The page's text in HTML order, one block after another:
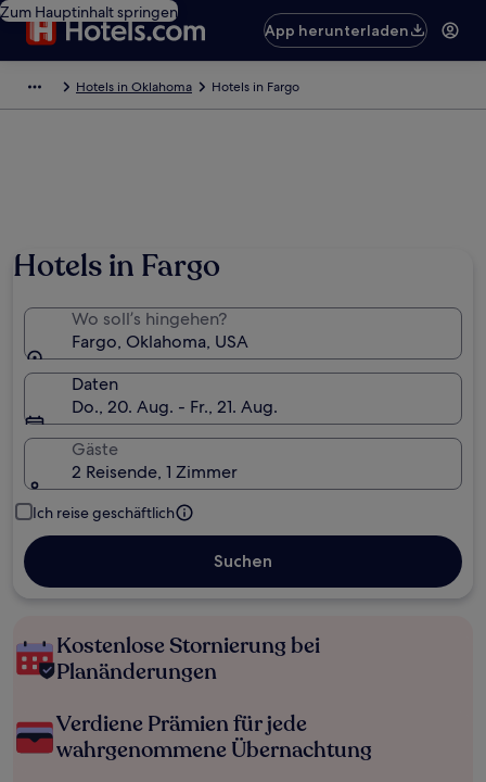
Zum Hauptinhalt springen
App herunterladen
Hotels in Oklahoma Hotels in Fargo
Hotels in Fargo
Wo soll’s hingehen?
Fargo, Oklahoma, USA
Daten
Do., 20. Aug. - Fr., 21. Aug.
Gäste
2 Reisende, 1 Zimmer
Ich reise geschäftlich
Suchen
Kostenlose Stornierung bei
Planänderungen
Verdiene Prämien für jede
wahrgenommene Übernachtung